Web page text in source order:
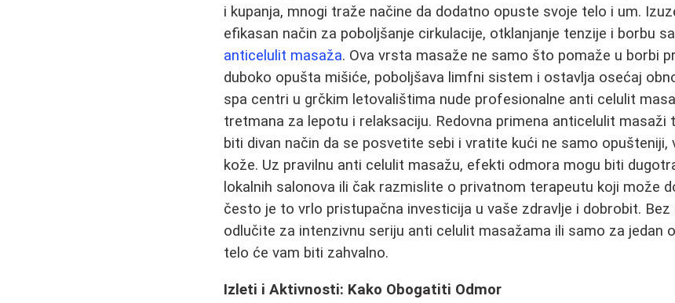
i kupanja, mnogi traže načine da dodatno opuste svoje telo i um.
efikasan način za poboljšanje cirkulacije, otklanjanje tenzije i borbu
anticelulit masaža. Ova vrsta masaže ne samo što pomaže u borbi
duboko opušta mišiće, poboljšava limfni sistem i ostavlja osećaj
spa centri u grčkim letovalištima nude profesionalne anti celulit
tretmana za lepotu i relaksaciju. Redovna primena anticelulit
biti divan način da se posvetite sebi i vratite kući ne samo opušteniji,
kože. Uz pravilnu anti celulit masažu, efekti odmora mogu biti
lokalnih salonova ili čak razmislite o privatnom terapeutu koji može
često je to vrlo pristupačna investicija u vaše zdravlje i dobrobit.
odlučite za intenzivnu seriju anti celulit masažama ili samo za jedan
telo će vam biti zahvalno.
Izleti i Aktivnosti: Kako Obogatiti Odmor